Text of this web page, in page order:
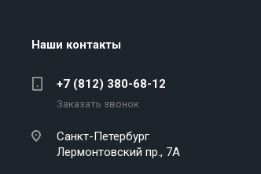
Наши контакты
+7 (812) 380-68-12
Заказать звонок
Санкт-Петербург
Лермонтовский пр., 7А